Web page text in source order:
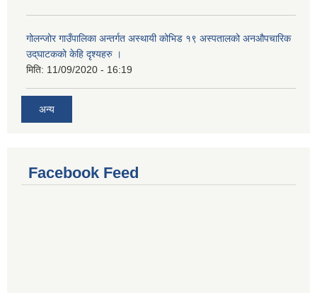
गोलन्जोर गाउँपालिका अन्तर्गत अस्थायी कोभिड १९ अस्पतालको अनऔपचारिक
उद्‌घाटकको केहि दृश्यहरु ।
मिति: 11/09/2020 - 16:19
अन्य
Facebook Feed